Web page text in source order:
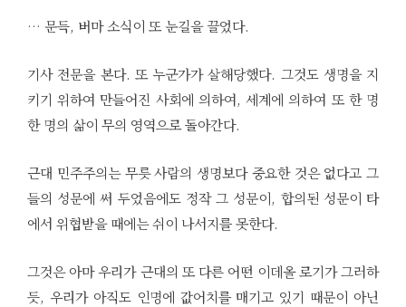
… 문득, 버마 소식이 또 눈길을 끌었다.
기사 전문을 본다. 또 누군가가 살해당했다. 그것도 생명을 지
키기 위하여 만들어진 사회에 의하여, 세계에 의하여 또 한 명
한 명의 삶이 무의 영역으로 돌아간다.
근대 민주주의는 무릇 사람의 생명보다 중요한 것은 없다고 그
들의 성문에 써 두었음에도 정작 그 성문이, 합의된 성문이 타
에서 위협받을 때에는 쉬이 나서지를 못한다.
그것은 아마 우리가 근대의 또 다른 어떤 이데올 로기가 그러하
듯, 우리가 아직도 인명에 값어치를 매기고 있기 때문이 아닌